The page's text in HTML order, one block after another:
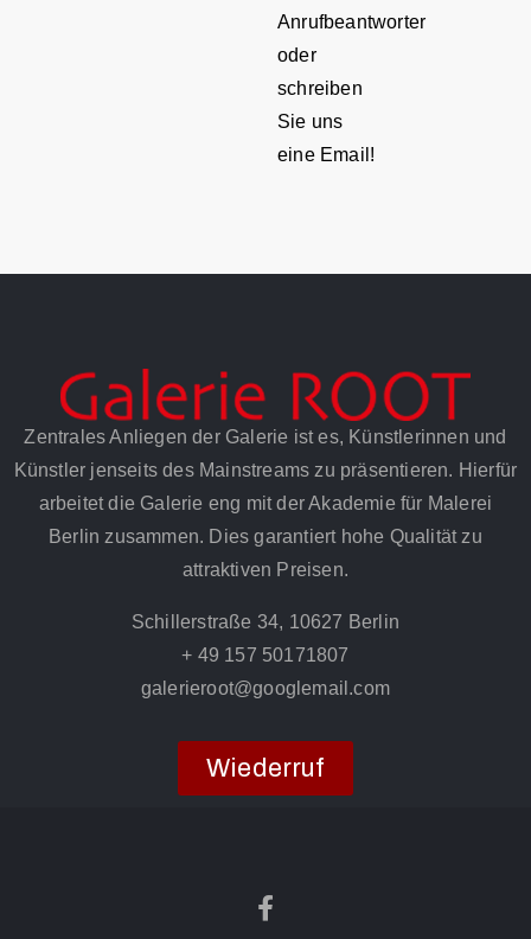
Anrufbeantworter
oder
schreiben
Sie uns
eine Email!
Zentrales Anliegen der Galerie ist es, Künstlerinnen und
Künstler jenseits des Mainstreams zu präsentieren. Hierfür
arbeitet die Galerie eng mit der Akademie für Malerei
Berlin zusammen. Dies garantiert hohe Qualität zu
attraktiven Preisen.
Schillerstraße 34, 10627 Berlin
+ 49 157 50171807
galerieroot@googlemail.com
Wiederruf